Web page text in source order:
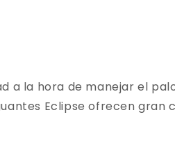
a la hora de manejar el
Eclipse ofrecen gran